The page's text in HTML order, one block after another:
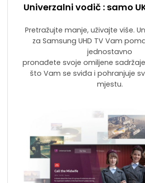
Univerzalni vodič : samo
Pretražujte manje, uživajte više.
za Samsung UHD TV Vam
jednostavno
pronađete svoje omiljene
što Vam se sviđa i pohranjuje
mjestu.